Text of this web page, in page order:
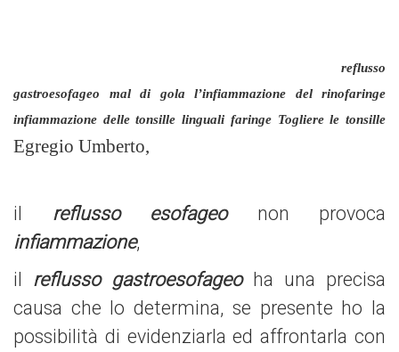
reflusso
gastroesofageo mal di gola l’infiammazione del rinofaringe
infiammazione delle tonsille linguali faringe Togliere le tonsille
Egregio Umberto,
il reflusso esofageonon provoca
infiammazione,
il reflusso gastroesofageoha una precisa
causa che lo determina, se presente ho la
possibilità di evidenziarla ed affrontarla con